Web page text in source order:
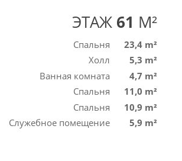
ЭТАЖ 61 M²
Спальня
23,4 m²
Холл
5,3 m²
Ванная комната
4,7 m²
Спальня
11,0 m²
Спальня
10,9 m²
Служебное помещение
5,9 m²